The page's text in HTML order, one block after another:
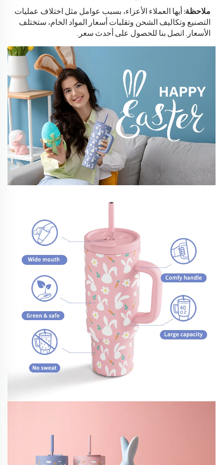
ملاحظة: أيها العملاء الأعزاء، بسبب عوامل مثل اختلاف عمليات
التصنيع وتكاليف الشحن وتقلبات أسعار المواد الخام، ستختلف
الأسعار.
اتصل بنا للحصول على أحدث سعر.